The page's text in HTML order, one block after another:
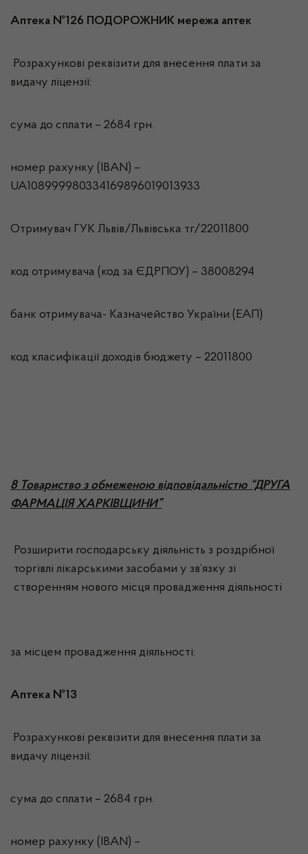
Аптека №126 ПОДОРОЖНИК мережа аптек
Розрахункові реквізити для внесення плати за
видачу ліцензії:
сума до сплати – 2684 грн.
номер рахунку (IBAN) –
UA108999980334169896019013933
Отримувач ГУК Львiв/Львівська тг/22011800
код отримувача (код за ЄДРПОУ) – 38008294
банк отримувача- Казначейство України (ЕАП)
код класифікації доходів бюджету – 22011800
8 Товариство з обмеженою відповідальністю “ДРУГА
ФАРМАЦІЯ ХАРКІВЩИНИ”
Розширити господарську діяльність з роздрібної
торгівлі лікарськими засобами у зв’язку зі
створенням нового місця провадження діяльності
за місцем провадження діяльності:
Аптека №13
Розрахункові реквізити для внесення плати за
видачу ліцензії:
сума до сплати – 2684 грн.
номер рахунку (IBAN) –